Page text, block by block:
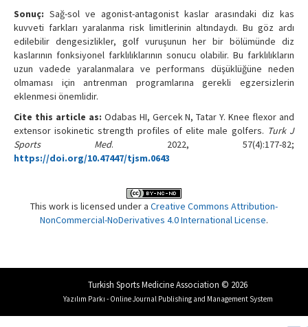
Sonuç: Sağ-sol ve agonist-antagonist kaslar arasındaki diz kas
kuvveti farkları yaralanma risk limitlerinin altındaydı. Bu göz ardı
edilebilir dengesizlikler, golf vuruşunun her bir bölümünde diz
kaslarının fonksiyonel farklılıklarının sonucu olabilir. Bu farklılıkların
uzun vadede yaralanmalara ve performans düşüklüğüne neden
olmaması için antrenman programlarına gerekli egzersizlerin
eklenmesi önemlidir.
Cite this article as: Odabas HI, Gercek N, Tatar Y. Knee flexor and
extensor isokinetic strength profiles of elite male golfers. Turk J
Sports Med. 2022, 57(4):177-82;
https://doi.org/10.47447/tjsm.0643
This work is licensed under a Creative Commons Attribution-
NonCommercial-NoDerivatives 4.0 International License.
Turkish Sports Medicine Association © 2026
Yazılım Parkı - Online Journal Publishing and Management System